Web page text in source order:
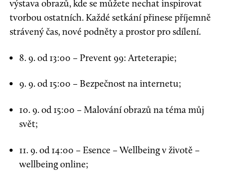
výstava obrazů, kde se můžete nechat inspirovat
tvorbou ostatních. Každé setkání přinese příjemně
strávený čas, nové podněty a prostor pro sdílení.
8. 9. od 13:00 – Prevent 99: Arteterapie;
9. 9. od 15:00 – Bezpečnost na internetu;
10. 9. od 15:00 – Malování obrazů na téma můj
svět;
11. 9. od 14:00 – Esence – Wellbeing v životě –
wellbeing online;